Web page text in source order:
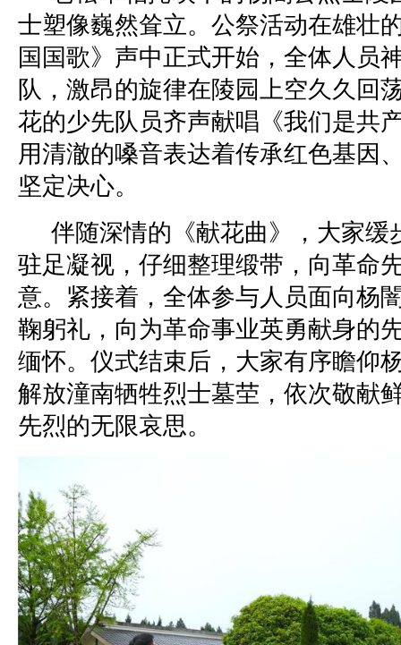
士塑像巍然耸立。公祭活动在雄壮
国国歌》声中正式开始，全体人员
队，激昂的旋律在陵园上空久久回
花的少先队员齐声献唱《我们是共
用清澈的嗓音表达着传承红色基因
坚定决心。
伴随深情的《献花曲》，大家缓
驻足凝视，仔细整理缎带，向革命
意。紧接着，全体参与人员面向杨
鞠躬礼，向为革命事业英勇献身的
缅怀。仪式结束后，大家有序瞻仰
解放潼南牺牲烈士墓茔，依次敬献
先烈的无限哀思。